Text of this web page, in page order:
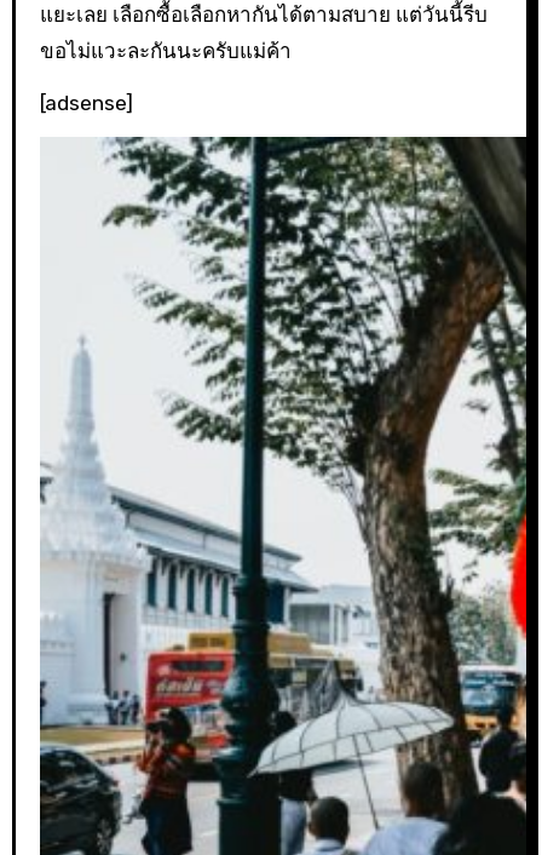
แยะเลย เลือกซื้อเลือกหากันได้ตามสบาย แต่วันนี้รีบ
ขอไม่แวะละกันนะครับแม่ค้า
[adsense]